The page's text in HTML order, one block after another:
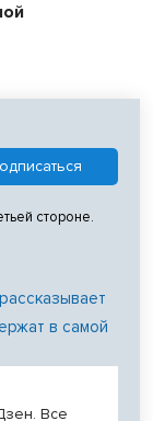
стороне.
в самой
Все